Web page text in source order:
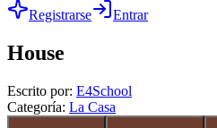
Registrarse Entrar
House
Escrito por: E4School
Categoría: La Casa